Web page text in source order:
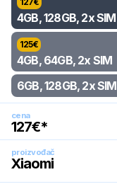
4GB, 128GB, 2x SIM
125€
4GB, 64GB, 2x SIM
6GB, 128GB, 2x SIM
cena
127€*
proizvođač
Xiaomi